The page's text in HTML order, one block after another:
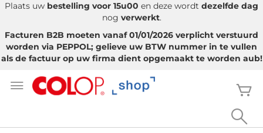
Plaats uw bestelling voor 15u00 en deze wordt dezelfde dag
nog verwerkt.
Facturen B2B moeten vanaf 01/01/2026 verplicht verstuurd
worden via PEPPOL; gelieve uw BTW nummer in te vullen
als de factuur op uw firma dient opgemaakt te worden aub!
naar